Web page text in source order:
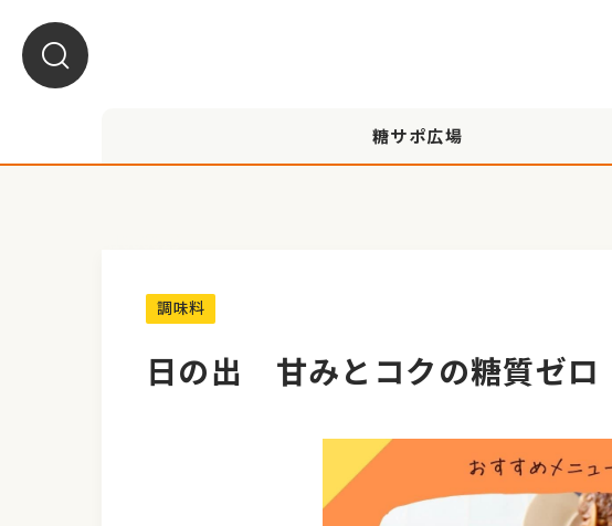
糖サポ広場
調味料
日の出 甘みとコクの糖質